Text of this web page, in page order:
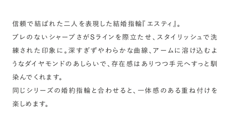
信頼で結ばれた二人を表現した結婚指輪『エスティ』。
ブレのないシャープさがSラインを際立たせ、スタイリッシュで洗
練された印象に。深すぎずやわらかな曲線、アームに溶け込むよ
うなダイヤモンドのあしらいで、存在感はありつつ手元へすっと馴
染んでくれます。
同じシリーズの婚約指輪と合わせると、一体感のある重ね付けを
楽しめます。